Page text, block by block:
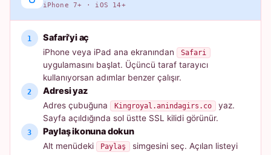
iPhone 7+ · iOS 14+
Safari'yi aç
iPhone veya iPad ana ekranından Safari
uygulamasını başlat. Üçüncü taraf tarayıcı
kullanıyorsan adımlar benzer çalışır.
Adresi yaz
Adres çubuğuna Kingroyal.anindagirs.co
yaz.
Sayfa açıldığında sol üstte SSL kilidi görünür.
Paylaş ikonuna dokun
Alt menüdeki Paylaş
simgesini seç. Açılan listeyi